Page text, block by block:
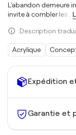
Expédition
Garantie et
L'abandon demeure
invite à combler les
Description
Acrylique